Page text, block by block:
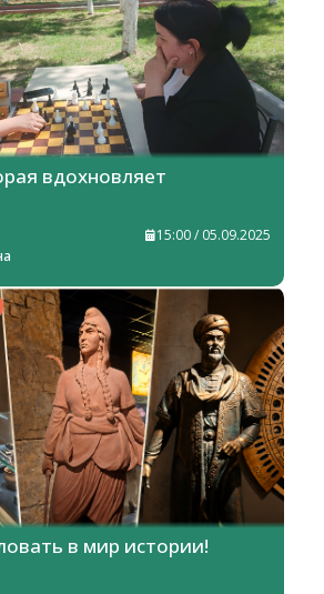
вдохновляет
15:00 / 05.09.2025
в мир истории!